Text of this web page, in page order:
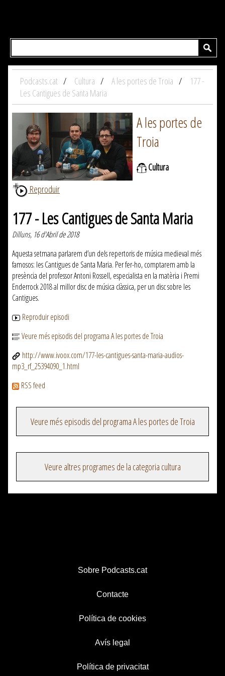
Podcasts.cat Cultura A les portes de Troia
177 -
Les Cantigues de Santa Maria
A les portes de
Troia
Cultura
Reproduir
177 - Les Cantigues de Santa Maria
Dilluns, 16 d'Abril de 2018
Aquesta setmana parlarem d’un dels repertoris de música medieval més
famosos: les Cantigues de Santa Maria. Per fer-ho, comptarem amb la
presència del professor Antoni Rossell, especialista en la matèria i Premi
Enderrock 2018 al millor disc de música clàssica, per un disc sobre les
Cantigues.
Reproduir episodi
Veure més episodis del programa A les portes de Troia
http://www.ivoox.com/177-les-cantigues-santa-maria-audios-
mp3_rf_25394090_1.html
RSS feed
Veure més episodis del programa A les portes de Troia
Veure altres programes de la categoria cultura
Sobre Podcasts.cat
Contacte
Política de cookies
Avís legal
Política de privacitat